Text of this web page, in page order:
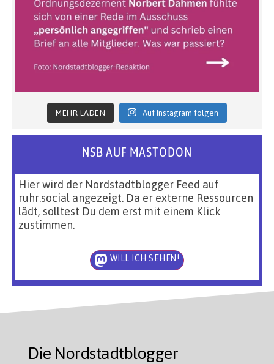
MEHR LADEN Auf Instagram folgen
NSB AUF MASTODON
Hier wird der Nordstadtblogger Feed auf
ruhr.social angezeigt. Da er externe Ressourcen
lädt, solltest Du dem erst mit einem Klick
zustimmen.
WILL ICH SEHEN!
Die Nordstadtblogger